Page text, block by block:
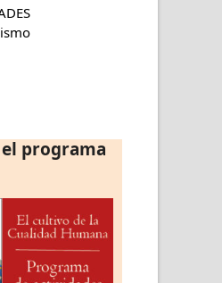
programa